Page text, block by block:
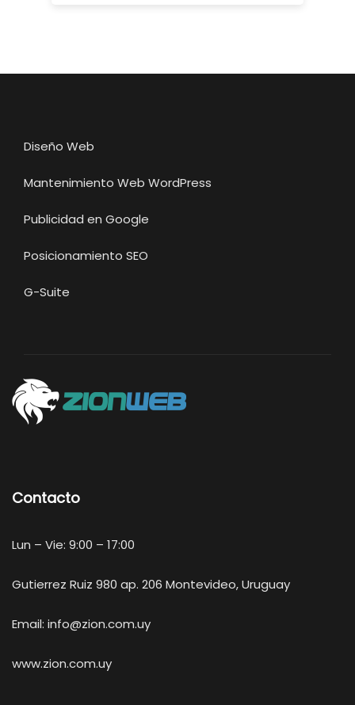
Diseño Web
Mantenimiento Web WordPress
Publicidad en Google
Posicionamiento SEO
G-Suite
Contacto
Lun – Vie: 9:00 – 17:00
Gutierrez Ruiz 980 ap. 206 Montevideo, Uruguay
Email: info@zion.com.uy
www.zion.com.uy